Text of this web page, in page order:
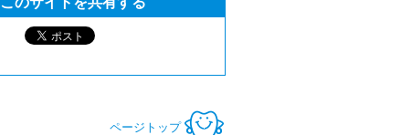
ページトップ